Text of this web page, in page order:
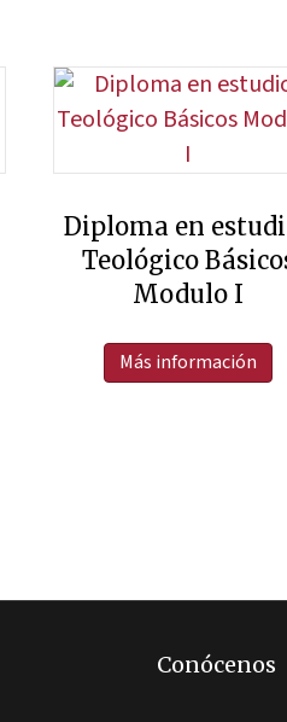
Diploma en
Teológico
Modulo I
Más información
Conócenos